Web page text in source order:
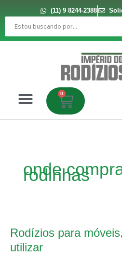
conteúdo
(11) 9 8244-2388
Pesquisar
0
Carrinho
onde
rodinhas
Rodízios para
utilizar
saiba
qual